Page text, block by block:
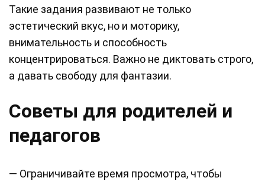
Такие задания развивают не только
эстетический вкус, но и моторику,
внимательность и способность
концентрироваться. Важно не диктовать строго,
а давать свободу для фантазии.
Советы для родителей и
педагогов
— Ограничивайте время просмотра, чтобы